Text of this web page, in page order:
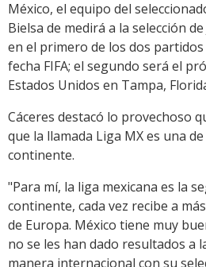
México, el equipo del
Bielsa de medirá a la selección
en el primero de los dos
fecha FIFA; el segundo será el
Estados Unidos en Tampa,
Cáceres destacó lo provechoso
que la llamada Liga MX es una
continente.
"Para mí, la liga mexicana es la
continente, cada vez recibe a
de Europa. México tiene muy
no se les han dado resultados a
manera internacional con su